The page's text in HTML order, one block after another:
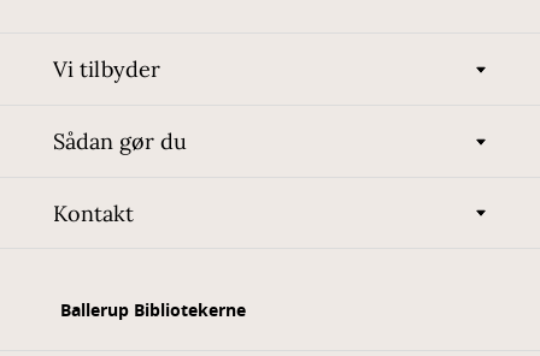
Vi tilbyder
Sådan gør du
Kontakt
Ballerup Bibliotekerne